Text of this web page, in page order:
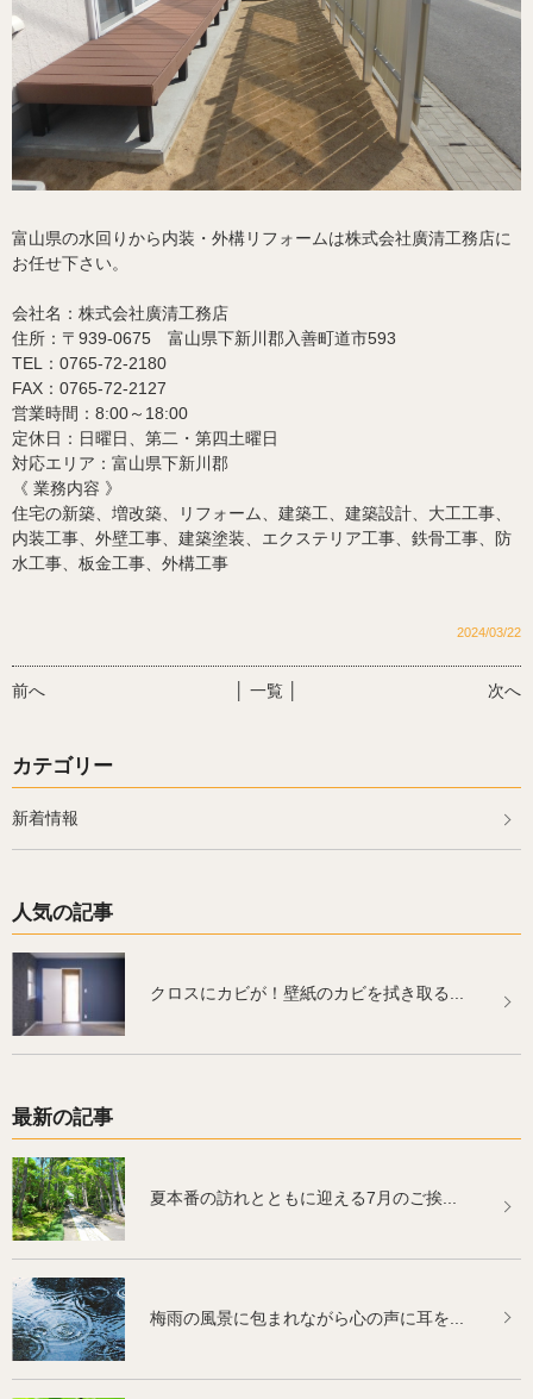
富山県の水回りから内装・外構リフォームは株式会社廣清工務店に
お任せ下さい。
会社名：株式会社廣清工務店
住所：〒939-0675 富山県下新川郡入善町道市593
TEL：0765-72-2180
FAX：0765-72-2127
営業時間：8:00～18:00
定休日：日曜日、第二・第四土曜日
対応エリア：富山県下新川郡
《 業務内容 》
住宅の新築、増改築、リフォーム、建築工、建築設計、大工工事、
内装工事、外壁工事、 建築塗装、エクステリア工事、鉄骨工事、防
水工事、板金工事、外構工事
2024/03/22
前へ 次へ
│ 一覧 │
カテゴリー
新着情報
人気の記事
クロスにカビが！壁紙のカビを拭き取る...
最新の記事
夏本番の訪れとともに迎える7月のご挨...
梅雨の風景に包まれながら心の声に耳を...